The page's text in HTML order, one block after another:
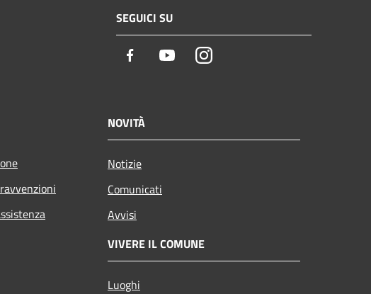
SEGUICI SU
Facebook YoutubeInstagram
NOVITÀ
Notizie
Comunicati
Avvisi
VIVERE IL COMUNE
Luoghi